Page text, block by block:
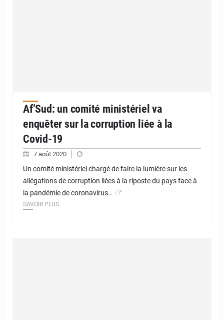
Af’Sud: un comité ministériel va
enquêter sur la corruption liée à la
Covid-19
7 août 2020
Un comité ministériel chargé de faire la lumière sur les
allégations de corruption liées à la riposte du pays face à
la pandémie de coronavirus…
SAVOIR PLUS